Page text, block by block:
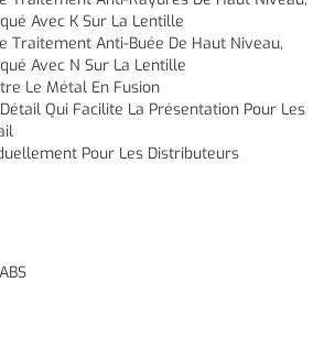
Avec K Sur La Lentille
Traitement Anti-Buée De Haut Niveau,
Avec N Sur La Lentille
Le Métal En Fusion
Qui Facilite La Présentation Pour Les
Pour Les Distributeurs